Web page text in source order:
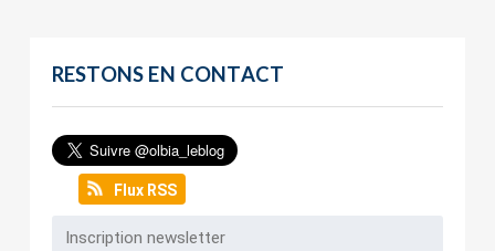
RESTONS EN CONTACT
Flux RSS